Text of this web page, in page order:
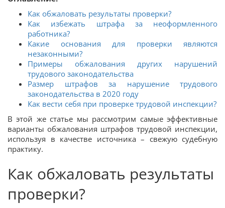
Как обжаловать результаты проверки?
Как избежать штрафа за неоформленного
работника?
Какие основания для проверки являются
незаконными?
Примеры обжалования других нарушений
трудового законодательства
Размер штрафов за нарушение трудового
законодательства в 2020 году
Как вести себя при проверке трудовой инспекции?
В этой же статье мы рассмотрим самые эффективные
варианты обжалования штрафов трудовой инспекции,
используя в качестве источника – свежую судебную
практику.
Как обжаловать результаты
проверки?